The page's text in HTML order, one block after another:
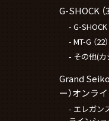
G-SHOCK
G-SHOCK
MT-G （22）
その他(カ
Grand
ー）オンラ
エレガン